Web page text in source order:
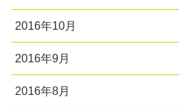
2016年10月
2016年9月
2016年8月